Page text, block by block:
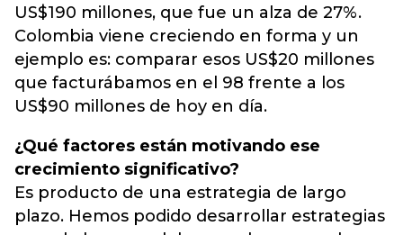
US$190 millones, que fue un alza de 27%.
Colombia viene creciendo en forma y un
ejemplo es: comparar esos US$20 millones
que facturábamos en el 98 frente a los
US$90 millones de hoy en día.
¿Qué factores están motivando ese
crecimiento significativo?
Es producto de una estrategia de largo
plazo. Hemos podido desarrollar estrategias